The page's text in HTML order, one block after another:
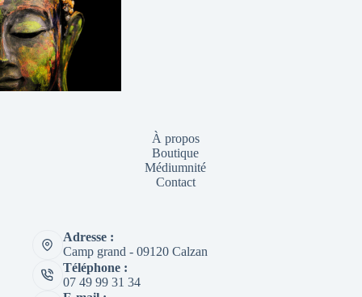
À propos
Boutique
Médiumnité
Contact
Adresse :
Camp grand - 09120 Calzan
Téléphone :
07 49 99 31 34